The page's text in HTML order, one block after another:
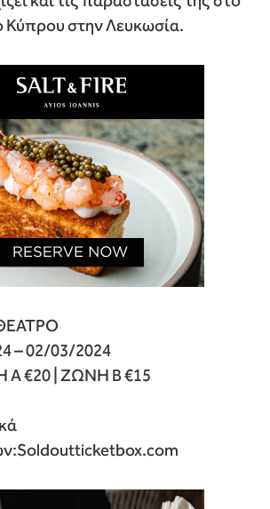
Κύπρου στην Λευκωσία.
– 02/03/2024
Α €20 | ΖΩΝΗ Β €15
com